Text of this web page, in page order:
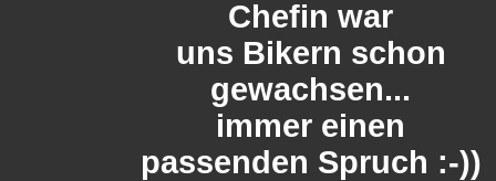
Chefin war
uns Bikern schon
gewachsen...
immer einen
passenden Spruch :-))